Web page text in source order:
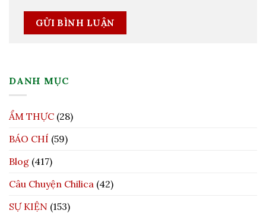
DANH MỤC
ẨM THỰC (28)
BÁO CHÍ (59)
Blog (417)
Câu Chuyện Chilica (42)
SỰ KIỆN (153)